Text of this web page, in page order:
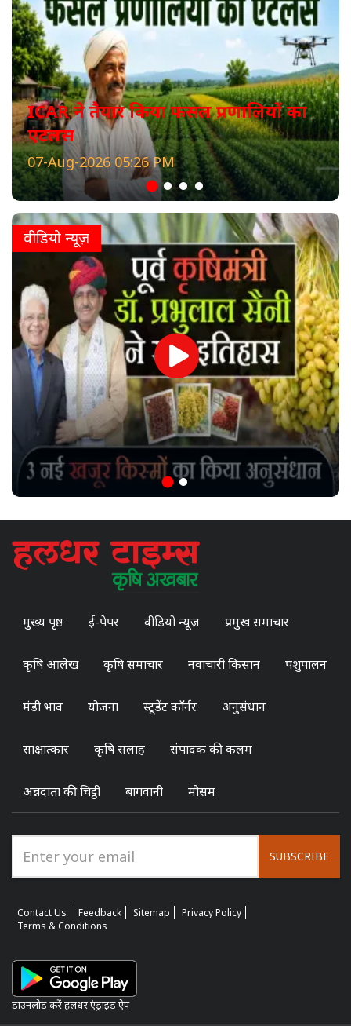
ICAR ने तैयार किया फसल प्रणालियों का
एटलस
07-Aug-2026 05:26 PM
वीडियो न्यूज़
मुख्य पृष्ठ ई-पेपर वीडियो न्यूज़ प्रमुख समाचार
कृषि आलेख कृषि समाचार नवाचारी किसान पशुपालन
मंडी भाव योजना स्टूडेंट कॉर्नर अनुसंधान
साक्षात्कार कृषि सलाह संपादक की कलम
अन्नदाता की चिट्ठी बागवानी मौसम
SUBSCRIBE
Contact Us Feedback Sitemap
Privacy Policy
Terms & Conditions
डाउनलोड करें हलधर एंड्राइड ऐप